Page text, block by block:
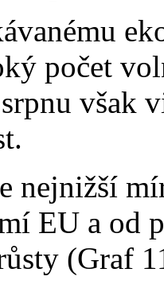
počet
však
nejnižší
EU a od
(Graf